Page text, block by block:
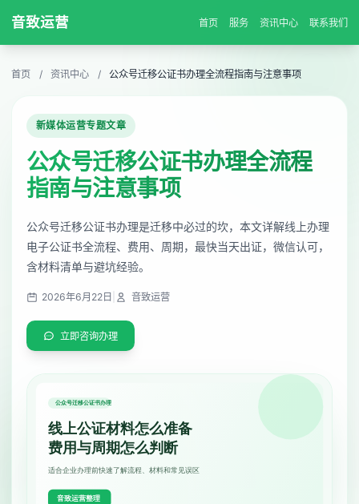
音致运营 首页 服务 资讯中心 联系我们
首页 / 资讯中心 / 公众号迁移公证书办理全流程指南与注意事项
新媒体运营专题文章
公众号迁移公证书办理全流程
指南与注意事项
公众号迁移公证书办理是迁移中必过的坎，本文详解线上办理
电子公证书全流程、费用、周期，最快当天出证，微信认可，
含材料清单与避坑经验。
2026年6月22日 音致运营
立即咨询办理